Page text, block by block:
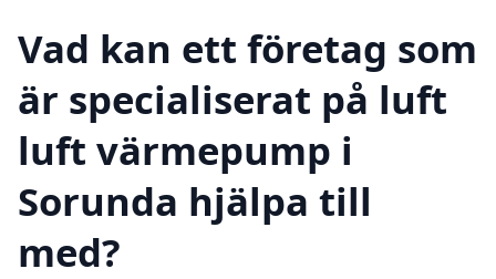
Vad kan ett företag som
är specialiserat på luft
luft värmepump i
Sorunda hjälpa till
med?